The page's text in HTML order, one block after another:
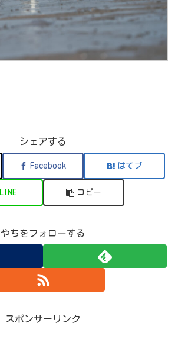
シェアする
Facebook はてブ
LINE コピー
やちをフォローする
スポンサーリンク